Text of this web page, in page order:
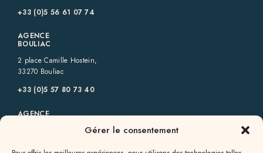
Gérer le consentement
+33 (0)5 56 61 07 74
AGENCE
BOULIAC
2 place Camille Hostein,
33270 Bouliac
+33 (0)5 57 80 73 40‬
AGENCE
33890 Gensac